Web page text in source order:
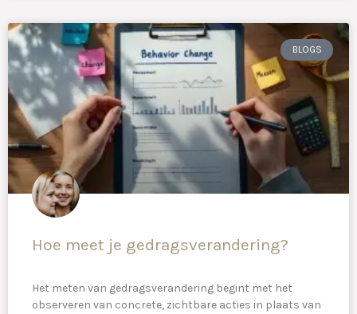
BLOGS
Hoe meet je gedragsverandering?
Het meten van gedragsverandering begint met het
observeren van concrete, zichtbare acties in plaats van